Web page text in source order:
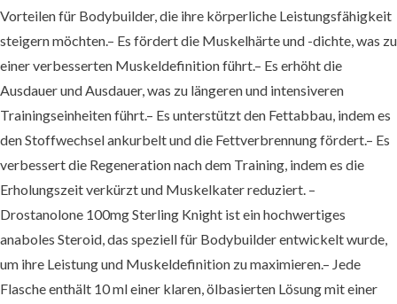
Vorteilen für Bodybuilder, die ihre körperliche Leistungsfähigkeit
steigern möchten.– Es fördert die Muskelhärte und -dichte, was zu
einer verbesserten Muskeldefinition führt.– Es erhöht die
Ausdauer und Ausdauer, was zu längeren und intensiveren
Trainingseinheiten führt.– Es unterstützt den Fettabbau, indem es
den Stoffwechsel ankurbelt und die Fettverbrennung fördert.– Es
verbessert die Regeneration nach dem Training, indem es die
Erholungszeit verkürzt und Muskelkater reduziert. –
Drostanolone 100mg Sterling Knight ist ein hochwertiges
anaboles Steroid, das speziell für Bodybuilder entwickelt wurde,
um ihre Leistung und Muskeldefinition zu maximieren.– Jede
Flasche enthält 10 ml einer klaren, ölbasierten Lösung mit einer